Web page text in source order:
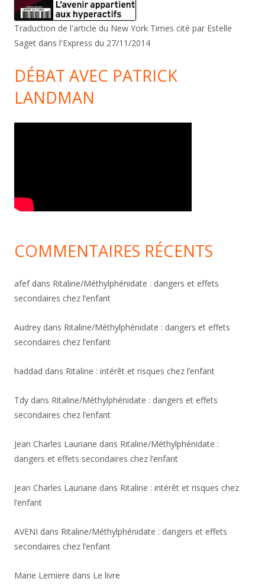
Traduction de l'article du New York Times cité par Estelle
Saget dans l'Express du 27/11/2014
DÉBAT AVEC PATRICK
LANDMAN
COMMENTAIRES RÉCENTS
afefdans Ritaline/Méthylphénidate : dangers et effets
secondaires chez l’enfant
Audrey dans Ritaline/Méthylphénidate : dangers et effets
secondaires chez l’enfant
haddad dans Ritaline : intérêt et risques chez l’enfant
Tdy dans Ritaline/Méthylphénidate : dangers et effets
secondaires chez l’enfant
Jean Charles Lauriane dans Ritaline/Méthylphénidate :
dangers et effets secondaires chez l’enfant
Jean Charles Lauriane dans Ritaline : intérêt et risques chez
l’enfant
AVENI dans Ritaline/Méthylphénidate : dangers et effets
secondaires chez l’enfant
Marie Lemiere dans Le livre